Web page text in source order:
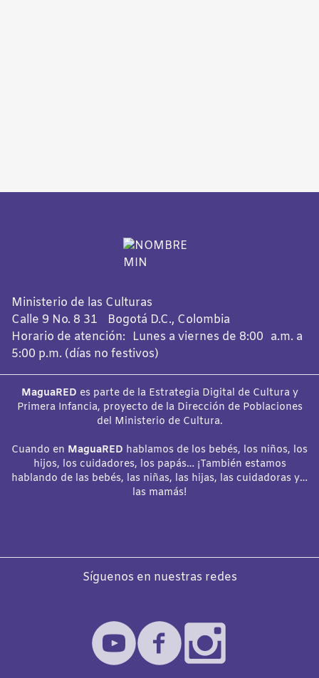
Ministerio de las Culturas
Calle 9 No. 8 31 Bogotá D.C., Colombia
Horario de atención: Lunes a viernes de 8:00 a.m. a
5:00 p.m. (días no festivos)
MaguaRED es parte de la Estrategia Digital de Cultura y
Primera Infancia, proyecto de la Dirección de Poblaciones
del Ministerio de Cultura.
Cuando en MaguaRED hablamos de los bebés, los niños, los
hijos, los cuidadores, los papás… ¡También estamos
hablando de las bebés, las niñas, las hijas, las cuidadoras y…
las mamás!
Síguenos en nuestras redes